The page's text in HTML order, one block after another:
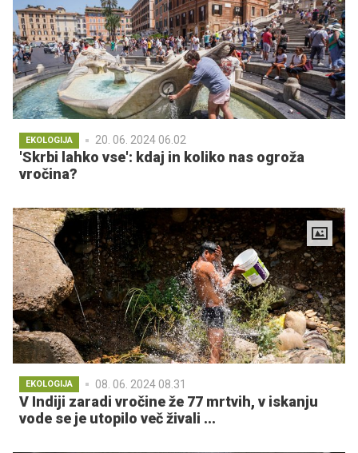
EKOLOGIJA 20. 06. 2024 06.02
'Skrbi lahko vse': kdaj in koliko nas ogroža
vročina?
EKOLOGIJA 08. 06. 2024 08.31
V Indiji zaradi vročine že 77 mrtvih, v iskanju
vode se je utopilo več živali ...